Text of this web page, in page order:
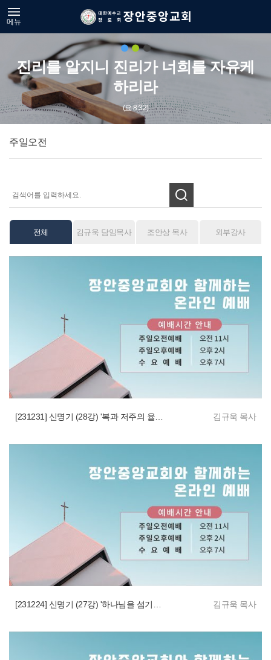
메뉴
진리를 알지니 진리가 너희를 자유케
하리라
(요 8:32)
주일오전
전체 김규욱 담임목사 조안상 목사 외부강사
[231231] 신명기 (28강) '복과 저주의 율법언약' 김규욱 목사
[231224] 신명기 (27강) '하나님을 섬기는 법으로서 율법언약' 김규욱 목사